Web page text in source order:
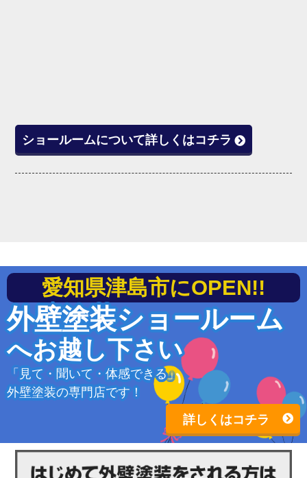
ショールームについて詳しくはコチラ
愛知県津島市にOPEN!!
外壁塗装ショールーム
へお越し下さい
「見て・聞いて・体感できる」
外壁塗装の専門店です！
詳しくはコチラ